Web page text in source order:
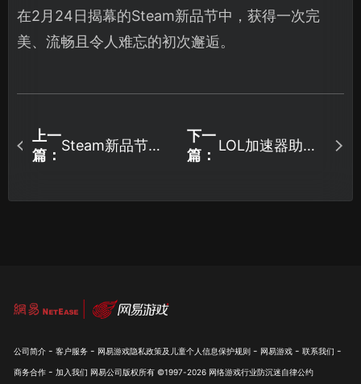
在2月24日揭幕的Steam新品节中，获得一次完
美、流畅且令人难忘的初次邂逅。
上一
篇：
Steam新品节即
验指南！
下一
篇：
LOL加速器助你
公司简介 - 客户服务 - 网易游戏隐私政策及儿童个人信息保护规则 - 网易游戏 - 联系我们 -
商务合作 - 加入我们 网易公司版权所有 ©1997-2026 网络游戏行业防沉迷自律公约